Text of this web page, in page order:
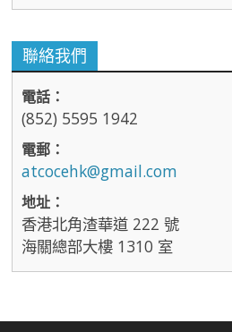
聯絡我們
電話：
(852) 5595 1942
電郵：
atcocehk@gmail.com
地址：
香港北角渣華道 222 號
海關總部大樓 1310 室